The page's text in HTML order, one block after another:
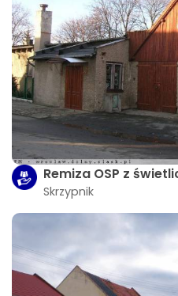
Remiza OSP z
Skrzypnik